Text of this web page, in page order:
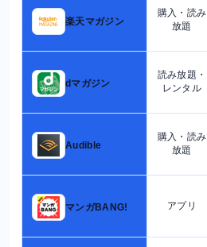
楽天マガジン
購入・読み
放題
dマガジン
読み放題・
レンタル
Audible
購入・読み
放題
マンガBANG! アプリ